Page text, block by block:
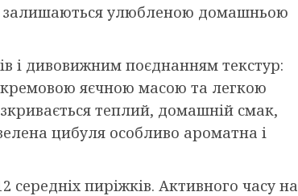
залишаються улюбленою домашньою
і дивовижним поєднанням текстур:
кремовою яєчною масою та легкою
теплий, домашній смак,
цибуля особливо ароматна і
середніх пиріжків. Активного часу на